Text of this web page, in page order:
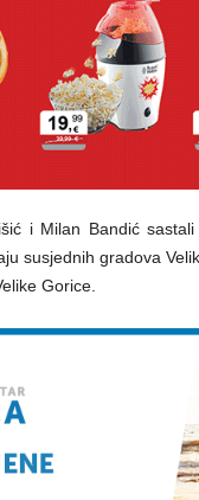
i Milan Bandić
susjednih gradova
Gorice.